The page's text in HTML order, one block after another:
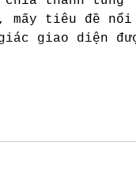
mấy tiêu đề nổi
giao diện